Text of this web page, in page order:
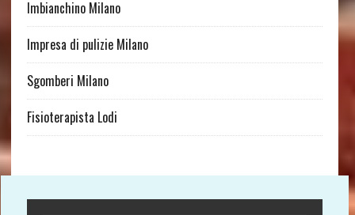
Imbianchino Milano
Impresa di pulizie Milano
Sgomberi Milano
Fisioterapista Lodi